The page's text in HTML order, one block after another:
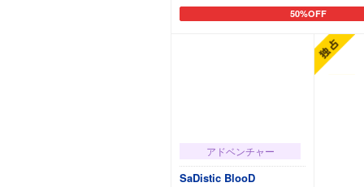
50%OFF
カートに追加
アドベンチャー
SaDistic BlooD